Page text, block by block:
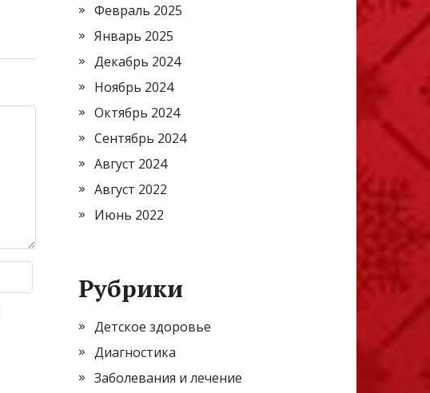
Февраль 2025
Январь 2025
Декабрь 2024
Ноябрь 2024
Октябрь 2024
Сентябрь 2024
Август 2024
Август 2022
Июнь 2022
Рубрики
Детское здоровье
Диагностика
Заболевания и лечение